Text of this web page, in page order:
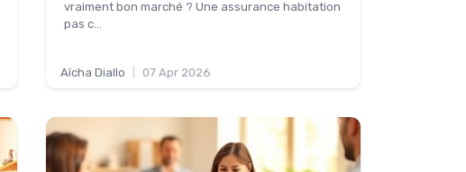
vraiment bon marché ? Une assurance habitation
pas c...
Aïcha Diallo 07 Apr 2026